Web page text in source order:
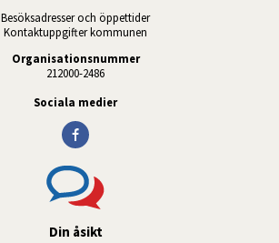
Besöksadresser och öppettider
Kontaktuppgifter kommunen
Organisationsnummer
212000-2486
Sociala medier
Din åsikt